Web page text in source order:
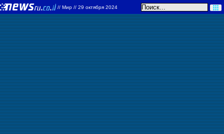
// Мир // 29 октября 2024